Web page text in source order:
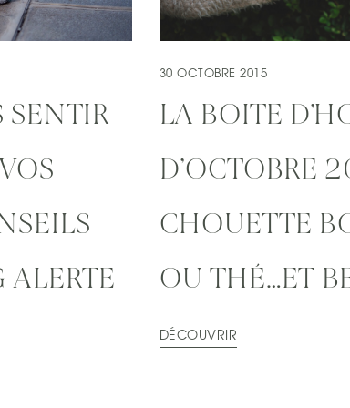
SENTIR
ALERTE
30 OCTOBRE 2015
LA BOITE
D’OCTOBRE
CHOUETTE
OU THÉ…ET
DÉCOUVRIR